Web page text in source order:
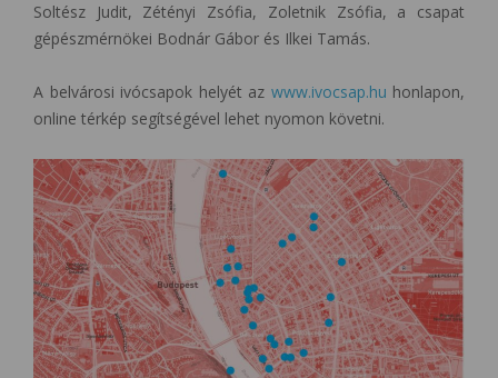
Soltész Judit, Zétényi Zsófia, Zoletnik Zsófia, a csapat
gépészmérnökei Bodnár Gábor és Ilkei Tamás.
A belvárosi ivócsapok helyét az www.ivocsap.hu honlapon,
online térkép segítségével lehet nyomon követni.